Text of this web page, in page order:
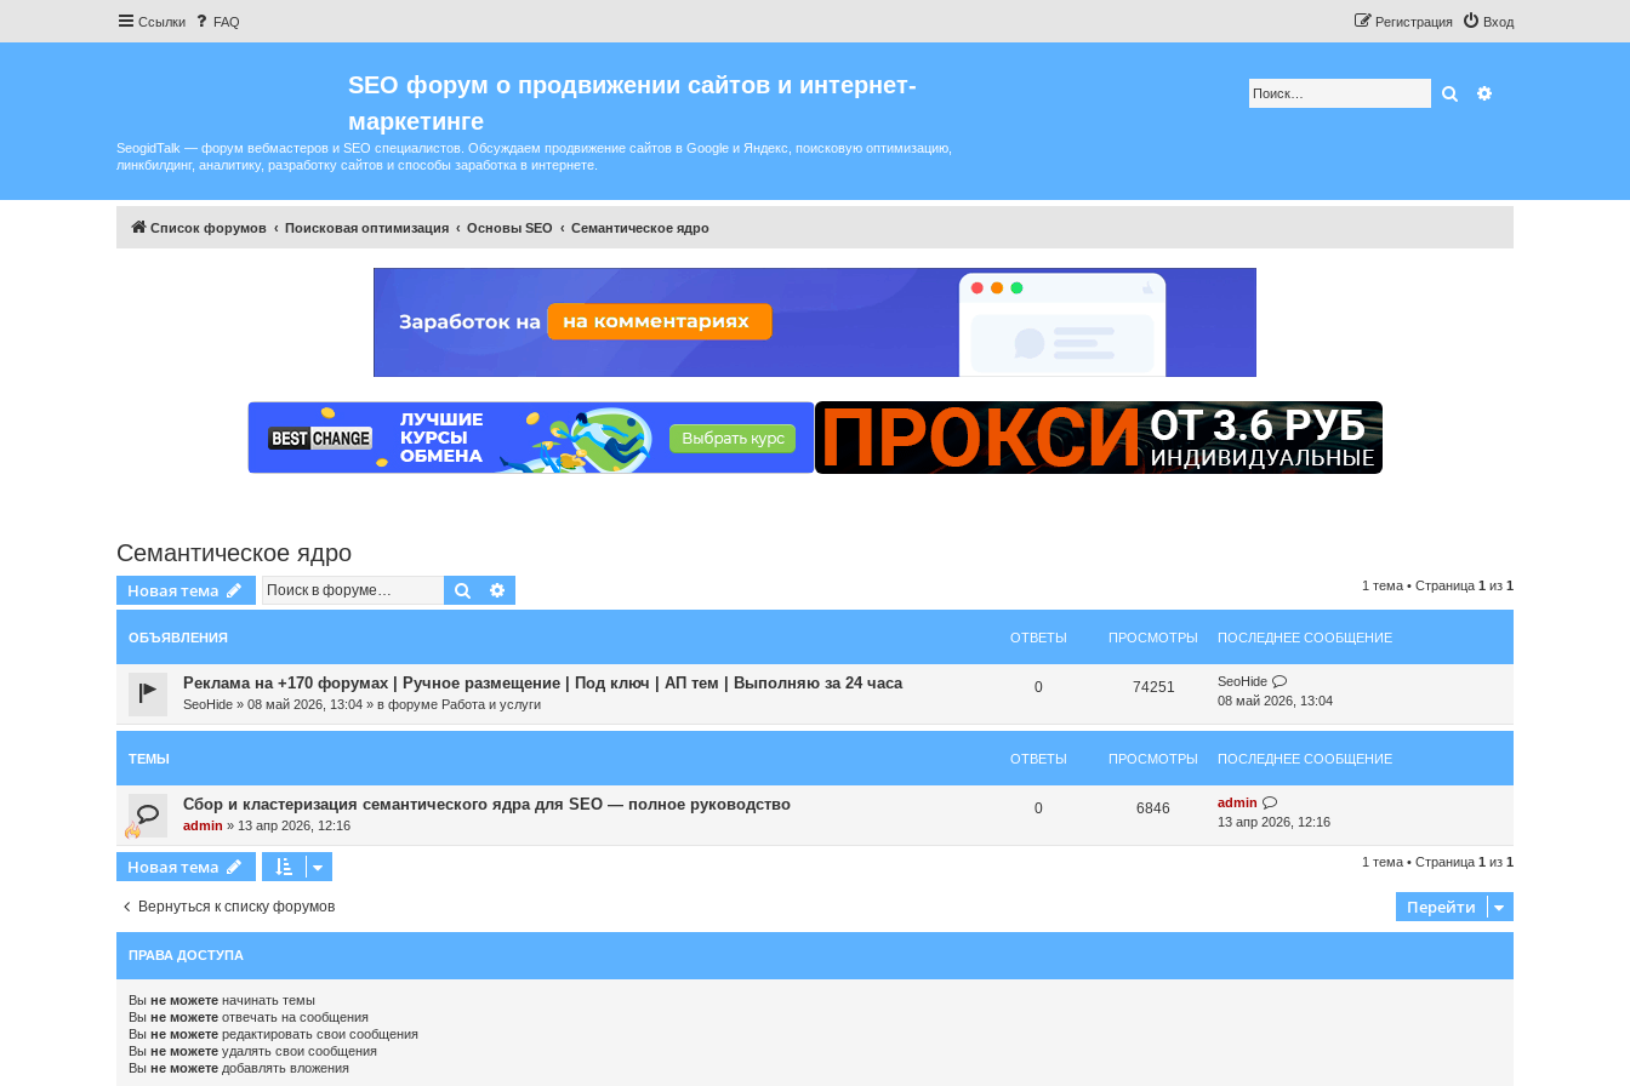
Ссылки FAQ Вход
Регистрация
SEO форум о продвижении сайтов и интернет-
маркетинге
SeogidTalk — форум вебмастеров и SEO специалистов. Обсуждаем продвижение сайтов в Google и Яндекс, поисковую оптимизацию,
линкбилдинг, аналитику, разработку сайтов и способы заработка в интернете.
Поиск
Список форумов Поисковая оптимизация Основы SEO Семантическое ядро
Семантическое ядро
Новая тема Поиск 1 тема • Страница 1 из 1
ОБЪЯВЛЕНИЯ ОТВЕТЫ ПРОСМОТРЫ ПОСЛЕДНЕЕ СООБЩЕНИЕ
Реклама на +170 форумах | Ручное размещение | Под ключ | АП тем | Выполняю за 24 часа
SeoHide » 08 май 2026, 13:04 » в форуме Работа и услуги
0 74251
SeoHide
08 май 2026, 13:04
ТЕМЫ ОТВЕТЫ ПРОСМОТРЫ ПОСЛЕДНЕЕ СООБЩЕНИЕ
Сбор и кластеризация семантического ядра для SEO — полное руководство
admin » 13 апр 2026, 12:16
0 6846
admin
13 апр 2026, 12:16
Новая тема 1 тема • Страница 1 из 1
Вернуться к списку форумов Перейти
ПРАВА ДОСТУПА
Вы не можете начинать темы
Вы не можете отвечать на сообщения
Вы не можете редактировать свои сообщения
Вы не можете удалять свои сообщения
Вы не можете добавлять вложения